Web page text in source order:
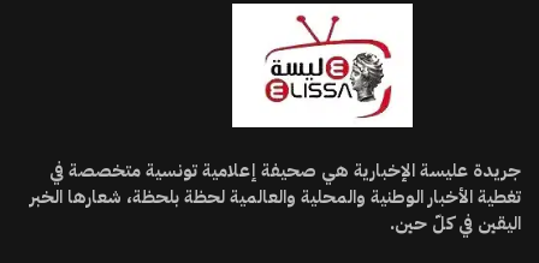
جريدة عليسة الإخبارية هي صحيفة إعلامية تونسية متخصصة في
تغطية الأخبار الوطنية والمحلية والعالمية لحظة بلحظة، شعارها الخبر
اليقين في كلّ حين.